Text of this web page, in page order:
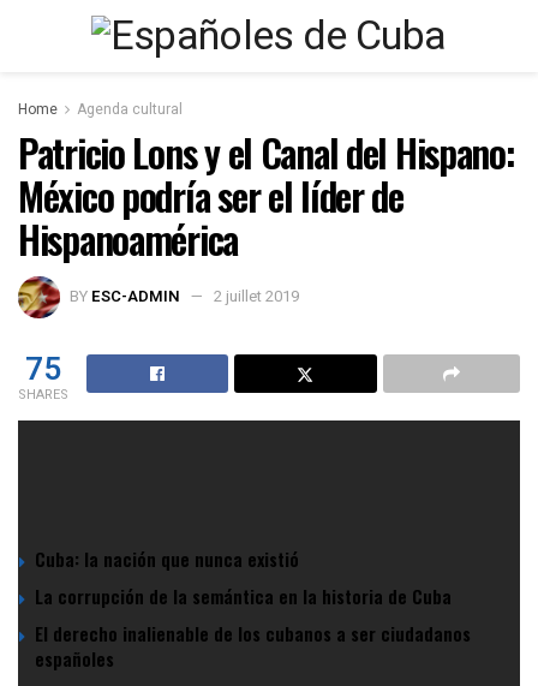
Home Agenda cultural
Patricio Lons y el Canal del Hispano:
México podría ser el líder de
Hispanoamérica
BY ESC-ADMIN 2 juillet 2019
75
SHARES
Cuba: la nación que nunca existió
La corrupción de la semántica en la historia de Cuba
El derecho inalienable de los cubanos a ser ciudadanos
españoles